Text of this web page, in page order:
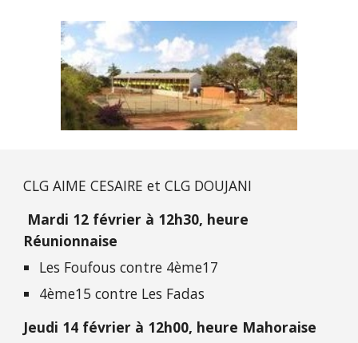
CLG AIME CESAIRE et CLG DOUJANI
Mardi 12 février à 12h30, heure
Réunionnaise
Les Foufous contre 4ème17
4ème15 contre Les Fadas
Jeudi 14 février à 12h00, heure Mahoraise